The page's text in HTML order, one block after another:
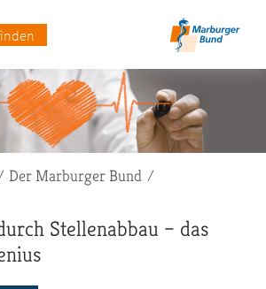
Der Marburger Bund
Stellenabbau – das